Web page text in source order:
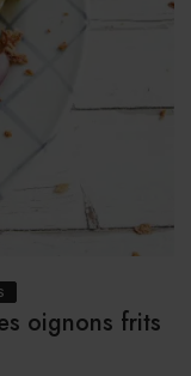
oignons frits